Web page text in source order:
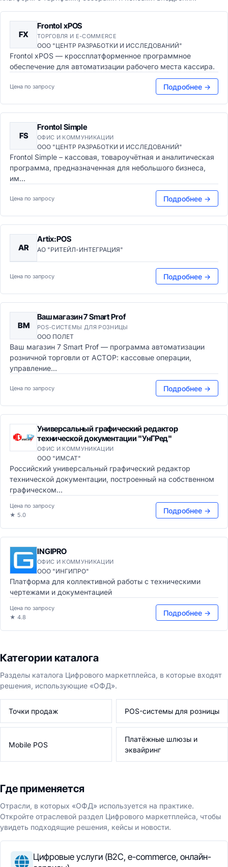
FX
Frontol xPOS
ТОРГОВЛЯ И E-COMMERCE
ООО "ЦЕНТР РАЗРАБОТКИ И ИССЛЕДОВАНИЙ"
Frontol xPOS — кроссплатформенное программное
обеспечение для автоматизации рабочего места кассира.
Цена по запросу Подробнее →
FS
Frontol Simple
ОФИС И КОММУНИКАЦИИ
ООО "ЦЕНТР РАЗРАБОТКИ И ИССЛЕДОВАНИЙ"
Frontol Simple – кассовая, товароучётная и аналитическая
программа, предназначенная для небольшого бизнеса,
им...
Цена по запросу Подробнее →
AR
Artix:POS
АО "РИТЕЙЛ-ИНТЕГРАЦИЯ"
Цена по запросу Подробнее →
ВМ
Ваш магазин 7 Smart Prof
POS-СИСТЕМЫ ДЛЯ РОЗНИЦЫ
ООО ПОЛЕТ
Ваш магазин 7 Smart Prof — программа автоматизации
розничной торговли от АСТОР: кассовые операции,
управление...
Цена по запросу Подробнее →
Универсальный графический редактор
технической документации "УнГРед"
ОФИС И КОММУНИКАЦИИ
ООО "ИМСАТ"
Российский универсальный графический редактор
технической документации, построенный на собственном
графическом...
Цена по запросу
★ 5.0
Подробнее →
INGIPRO
ОФИС И КОММУНИКАЦИИ
ООО "ИНГИПРО"
Платформа для коллективной работы с техническими
чертежами и документацией
Цена по запросу
★ 4.8
Подробнее →
Категории каталога
Разделы каталога Цифрового маркетплейса, в которые входят
решения, использующие «ОФД».
Точки продаж POS-системы для розницы
Mobile POS
Платёжные шлюзы и
эквайринг
Где применяется
Отрасли, в которых «ОФД» используется на практике.
Откройте отраслевой раздел Цифрового маркетплейса, чтобы
увидеть подходящие решения, кейсы и новости.
Цифровые услуги (B2C, e-commerce, онлайн-